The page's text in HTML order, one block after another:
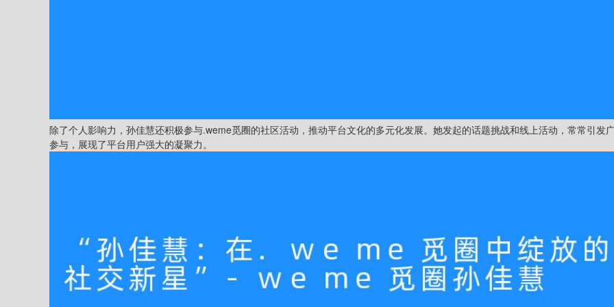
除了个人影响力，孙佳慧还积极参与.weme觅圈的社区活动，推动平台文化的多元化发展。她发起的话题挑战和线上活动，常常引发
参与，展现了平台用户强大的凝聚力。